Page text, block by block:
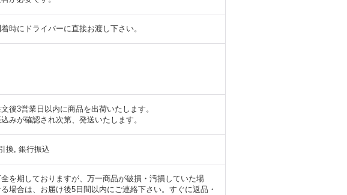
時にドライバーに直接お渡し下さい。
後3営業日以内に商品を出荷いたします。
みが確認され次第、発送いたします。
換, 銀行振込
を期しておりますが、万一商品が破損・汚損していた場
場合は、お届け後5日間以内にご連絡下さい。すぐに返品・